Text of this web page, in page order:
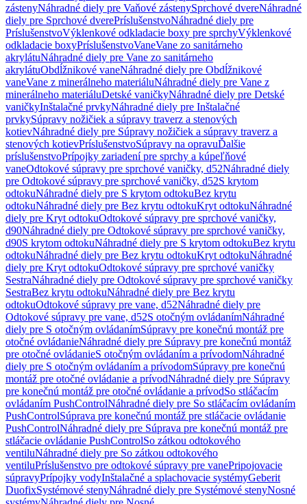
zástenyNáhradné diely pre Vaňové zástenySprchové dvereNáhradné
diely pre Sprchové dverePríslušenstvoNáhradné diely pre
PríslušenstvoVýklenkové odkladacie boxy pre sprchyVýklenkové
odkladacie boxyPríslušenstvoVaneVane zo sanitárneho
akrylátuNáhradné diely pre Vane zo sanitárneho
akrylátuObdĺžnikové vaneNáhradné diely pre Obdĺžnikové
vaneVane z minerálneho materiáluNáhradné diely pre Vane z
minerálneho materiáluDetské vaničkyNáhradné diely pre Detské
vaničkyInštalačné prvkyNáhradné diely pre Inštalačné
prvkySúpravy nožičiek a súpravy traverz a stenových
kotievNáhradné diely pre Súpravy nožičiek a súpravy traverz a
stenových kotievPríslušenstvoSúpravy na opravuĎalšie
príslušenstvoPrípojky zariadení pre sprchy a kúpeľňové
vaneOdtokové súpravy pre sprchové vaničky, d52Náhradné diely
pre Odtokové súpravy pre sprchové vaničky, d52S krytom
odtokuNáhradné diely pre S krytom odtokuBez krytu
odtokuNáhradné diely pre Bez krytu odtokuKryt odtokuNáhradné
diely pre Kryt odtokuOdtokové súpravy pre sprchové vaničky,
d90Náhradné diely pre Odtokové súpravy pre sprchové vaničky,
d90S krytom odtokuNáhradné diely pre S krytom odtokuBez krytu
odtokuNáhradné diely pre Bez krytu odtokuKryt odtokuNáhradné
diely pre Kryt odtokuOdtokové súpravy pre sprchové vaničky
SestraNáhradné diely pre Odtokové súpravy pre sprchové vaničky
SestraBez krytu odtokuNáhradné diely pre Bez krytu
odtokuOdtokové súpravy pre vane, d52Náhradné diely pre
Odtokové súpravy pre vane, d52S otočným ovládanímNáhradné
diely pre S otočným ovládanímSúpravy pre konečnú montáž pre
otočné ovládanieNáhradné diely pre Súpravy pre konečnú montáž
pre otočné ovládanieS otočným ovládaním a prívodomNáhradné
diely pre S otočným ovládaním a prívodomSúpravy pre konečnú
montáž pre otočné ovládanie a prívodNáhradné diely pre Súpravy
pre konečnú montáž pre otočné ovládanie a prívodSo stláčacím
ovládaním PushControlNáhradné diely pre So stláčacím ovládaním
PushControlSúprava pre konečnú montáž pre stláčacie ovládanie
PushControlNáhradné diely pre Súprava pre konečnú montáž pre
stláčacie ovládanie PushControlSo zátkou odtokového
ventiluNáhradné diely pre So zátkou odtokového
ventiluPríslušenstvo pre odtokové súpravy pre vanePripojovacie
súpravyPrípojky vodyInštalačné a splachovacie systémyGeberit
DuofixSystémové stenyNáhradné diely pre Systémové stenyNosné